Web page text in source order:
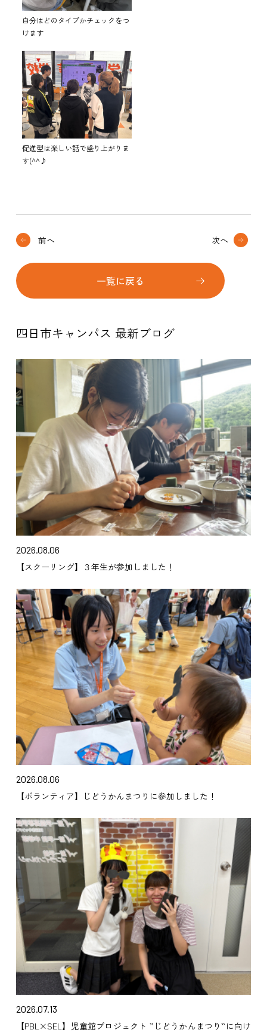
自分はどのタイプかチェックをつ
けます
促進型は楽しい話で盛り上がりま
す(^^♪
前へ
一覧に戻る
次へ
四日市キャンパス 最新ブログ
2026.08.06
【スクーリング】３年生が参加しました！
2026.08.06
【ボランティア】じどうかんまつりに参加しました！
2026.07.13
【PBL×SEL】児童館プロジェクト ”じどうかんまつり”に向け